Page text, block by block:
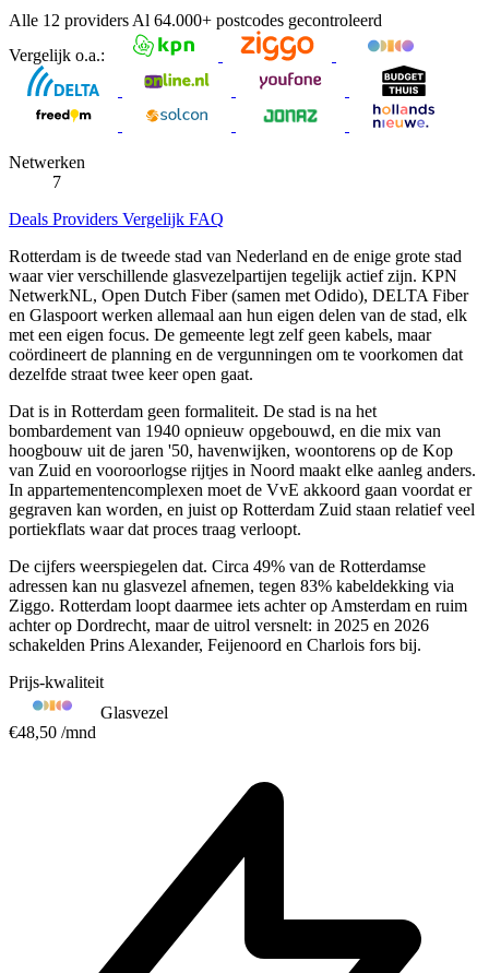
Alle 12 providers Al 64.000+ postcodes gecontroleerd
Vergelijk o.a.:
Netwerken
7
Deals Providers Vergelijk FAQ
Rotterdam is de tweede stad van Nederland en de enige grote stad
waar vier verschillende glasvezelpartijen tegelijk actief zijn. KPN
NetwerkNL, Open Dutch Fiber (samen met Odido), DELTA Fiber
en Glaspoort werken allemaal aan hun eigen delen van de stad, elk
met een eigen focus. De gemeente legt zelf geen kabels, maar
coördineert de planning en de vergunningen om te voorkomen dat
dezelfde straat twee keer open gaat.
Dat is in Rotterdam geen formaliteit. De stad is na het
bombardement van 1940 opnieuw opgebouwd, en die mix van
hoogbouw uit de jaren '50, havenwijken, woontorens op de Kop
van Zuid en vooroorlogse rijtjes in Noord maakt elke aanleg anders.
In appartementencomplexen moet de VvE akkoord gaan voordat er
gegraven kan worden, en juist op Rotterdam Zuid staan relatief veel
portiekflats waar dat proces traag verloopt.
De cijfers weerspiegelen dat. Circa 49% van de Rotterdamse
adressen kan nu glasvezel afnemen, tegen 83% kabeldekking via
Ziggo. Rotterdam loopt daarmee iets achter op Amsterdam en ruim
achter op Dordrecht, maar de uitrol versnelt: in 2025 en 2026
schakelden Prins Alexander, Feijenoord en Charlois fors bij.
Prijs-kwaliteit
Glasvezel
€48,50 /mnd